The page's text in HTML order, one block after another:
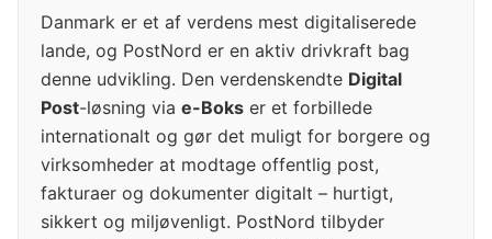
Danmark er et af verdens mest digitaliserede
lande, og PostNord er en aktiv drivkraft bag
denne udvikling. Den verdenskendte Digital
Post-løsning via e-Boks er et forbillede
internationalt og gør det muligt for borgere og
virksomheder at modtage offentlig post,
fakturaer og dokumenter digitalt – hurtigt,
sikkert og miljøvenligt. PostNord tilbyder